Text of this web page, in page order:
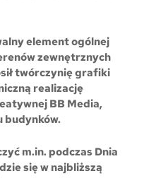
element ogólnej
zewnętrznych
twórczynię grafiki
realizację
BB Media,
budynków.
m.in. podczas Dnia
się w najbliższą